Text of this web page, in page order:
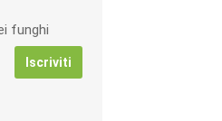
funghi
Iscriviti